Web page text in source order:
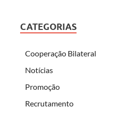
CATEGORIAS
Cooperação Bilateral
Notícias
Promoção
Recrutamento